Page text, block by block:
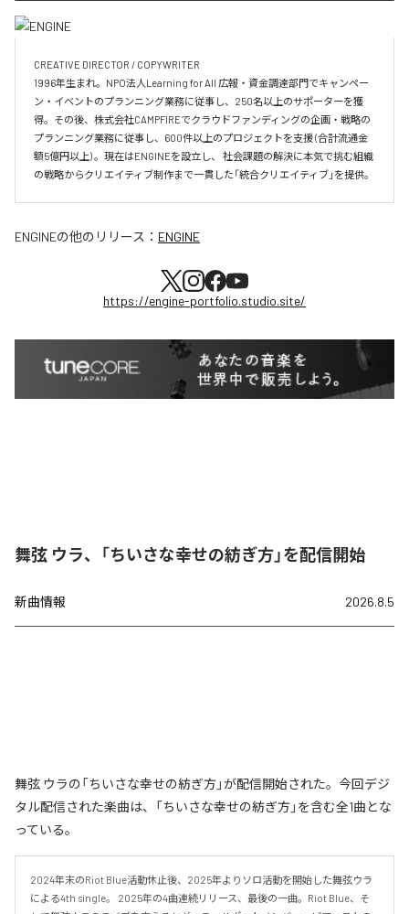
CREATIVE DIRECTOR / COPYWRITER
1996年生まれ。NPO法人Learning for All 広報・資金調達部門でキャンペー
ン・イベントのプランニング業務に従事し、250名以上のサポーターを獲
得。その後、株式会社CAMPFIREでクラウドファンディングの企画・戦略の
プランニング業務に従事し、600件以上のプロジェクトを支援 (合計流通金
額5億円以上) 。現在はENGINEを設立し、 社会課題の解決に本気で挑む組織
の戦略からクリエイティブ制作まで一貫した「統合クリエイティブ」を提供。
ENGINEの他のリリース： ENGINE
https://engine-portfolio.studio.site/
舞弦 ウラ、「ちいさな幸せの紡ぎ方」を配信開始
新曲情報 2026.8.5
舞弦 ウラの「ちいさな幸せの紡ぎ方」が配信開始された。今回デジ
タル配信された楽曲は、「ちいさな幸せの紡ぎ方」を含む全1曲とな
っている。
2024年末のRiot Blue活動休止後、2025年よりソロ活動を開始した舞弦ウラ
による4th single。 2025年の4曲連続リリース、最後の一曲。Riot Blue、そ